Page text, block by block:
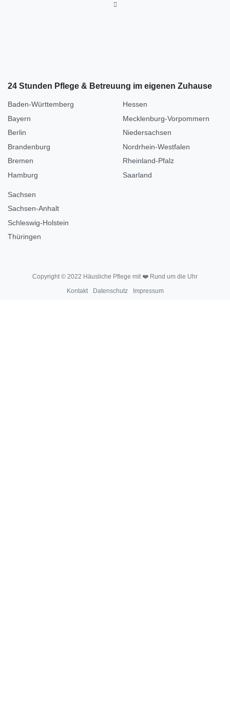
24 Stunden Pflege & Betreuung im eigenen Zuhause
Baden-Württemberg
Bayern
Berlin
Brandenburg
Bremen
Hamburg
Hessen
Mecklenburg-Vorpommern
Niedersachsen
Nordrhein-Westfalen
Rheinland-Pfalz
Saarland
Sachsen
Sachsen-Anhalt
Schleswig-Holstein
Thüringen
Copyright © 2022 Häusliche Pflege mit ❤️ Rund um die Uhr
Kontakt
Datenschutz Impressum